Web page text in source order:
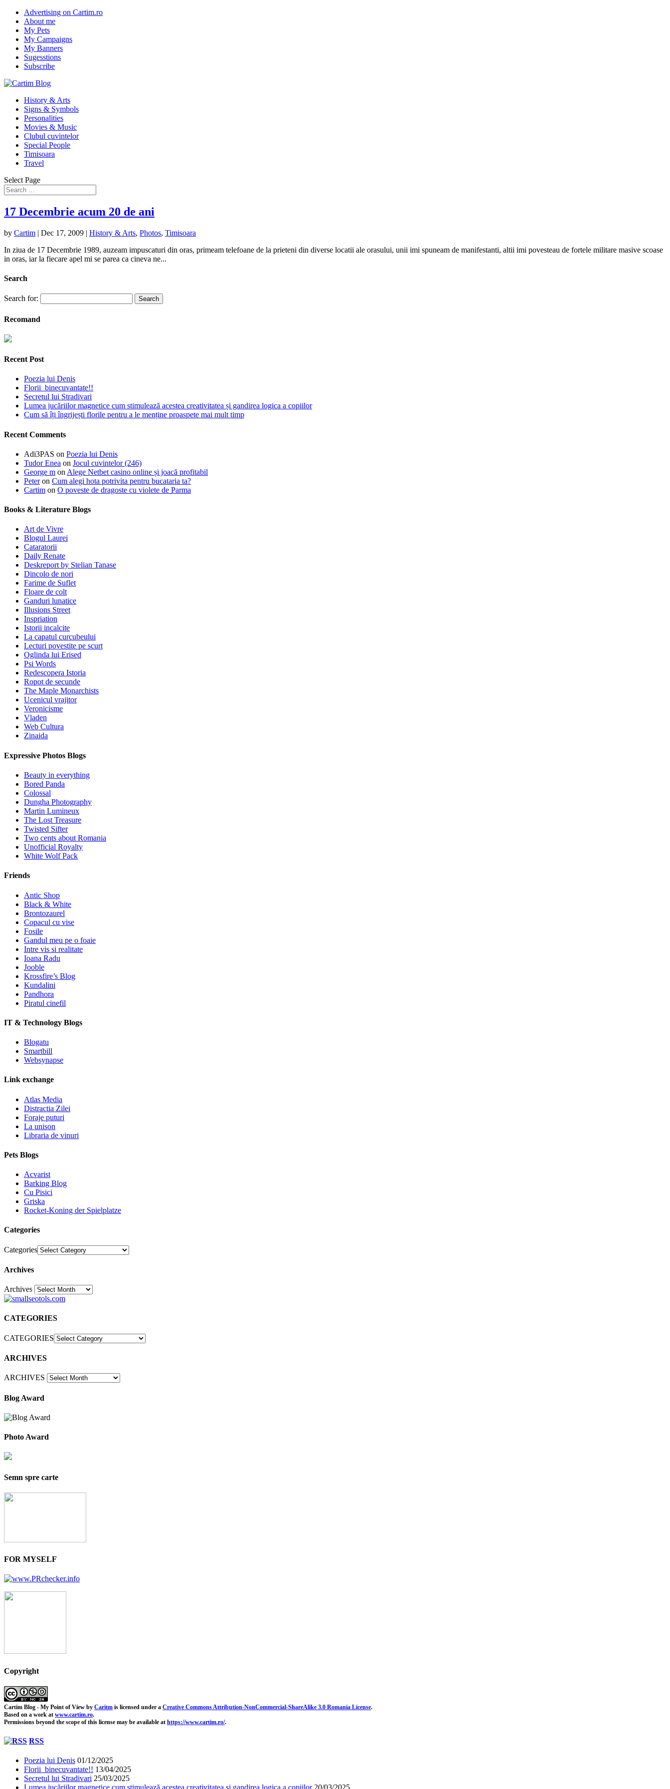
Advertising on Cartim.ro
About me
My Pets
My Campaigns
My Banners
Sugesstions
Subscribe
History & Arts
Signs & Symbols
Personalities
Movies & Music
Clubul cuvintelor
Special People
Timisoara
Travel
Select Page
17 Decembrie acum 20 de ani
by Cartim | Dec 17, 2009 | History & Arts, Photos, Timisoara
In ziua de 17 Decembrie 1989, auzeam impuscaturi din oras, primeam telefoane de la prieteni din diverse locatii ale orasului, unii imi spuneam de manifestanti, altii imi povesteau de fortele militare masive scoase
in oras, iar la fiecare apel mi se parea ca cineva ne...
Search
Search for:
Recomand
Recent Post
Poezia lui Denis
Florii binecuvantate!!
Secretul lui Stradivari
Lumea jucăriilor magnetice cum stimulează acestea creativitatea și gandirea logica a copiilor
Cum să îți îngrijești florile pentru a le menține proaspete mai mult timp
Recent Comments
Adi3PAS on Poezia lui Denis
Tudor Enea on Jocul cuvintelor (246)
George m on Alege Netbet casino online și joacă profitabil
Peteron Cum alegi hota potrivita pentru bucataria ta?
Cartim on O poveste de dragoste cu violete de Parma
Books & Literature Blogs
Art de Vivre
Blogul Laurei
Cataratorii
Daily Renate
Deskreport by Stelian Tanase
Dincolo de nori
Farime de Suflet
Floare de colt
Ganduri lunatice
Illusions Street
Inspriation
Istorii incalcite
La capatul curcubeului
Lecturi povestite pe scurt
Oglinda lui Erised
Psi Words
Redescopera Istoria
Ropot de secunde
The Maple Monarchists
Ucenicul vrajitor
Veronicisme
Vladen
Web Cultura
Zinaida
Expressive Photos Blogs
Beauty in everything
Bored Panda
Colossal
Dungha Photography
Martin Lumineux
The Lost Treasure
Twisted Sifter
Two cents about Romania
Unofficial Royalty
White Wolf Pack
Friends
Antic Shop
Black & White
Brontozaurel
Copacul cu vise
Fosile
Gandul meu pe o foaie
Intre vis si realitate
Ioana Radu
Jooble
Krossfire’s Blog
Kundalini
Pandhora
Piratul cinefil
IT & Technology Blogs
Blogatu
Smartbill
Websynapse
Link exchange
Atlas Media
Distractia Zilei
Foraje puturi
La unison
Libraria de vinuri
Pets Blogs
Acvarist
Barking Blog
Cu Pisici
Griska
Rocket-Koning der Spielplatze
Categories
Categories
Archives
Archives30
CATEGORIES
CATEGORIES
ARCHIVES
ARCHIVES
Blog Award
Photo Award
Semn spre carte
FOR MYSELF
Copyright
Cartim Blog - My Point of View by Caritm is licensed under a Creative Commons Attribution-NonCommercial-ShareAlike 3.0 Romania License.
Based on a work at www.cartim.ro.
Permissions beyond the scope of this license may be available at https://www.cartim.ro/.
RSS
Poezia lui Denis 01/12/2025
Florii binecuvantate!! 13/04/2025
Secretul lui Stradivari 25/03/2025